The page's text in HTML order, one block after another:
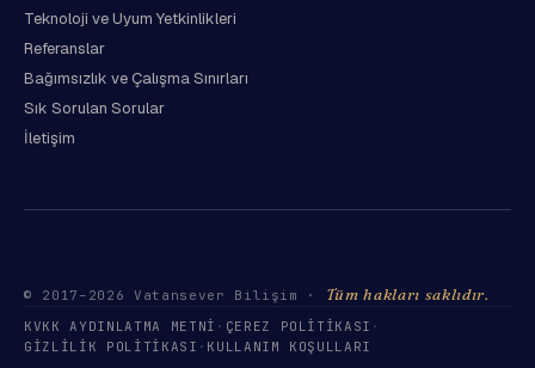
Teknoloji ve Uyum Yetkinlikleri
Referanslar
Bağımsızlık ve Çalışma Sınırları
Sık Sorulan Sorular
İletişim
© 2017– 2026 Vatansever Bilişim · Tüm hakları saklıdır.
KVKK AYDINLATMA METNI · ÇEREZ POLITIKASI ·
GIZLILIK POLITIKASI · KULLANIM KOŞULLARI